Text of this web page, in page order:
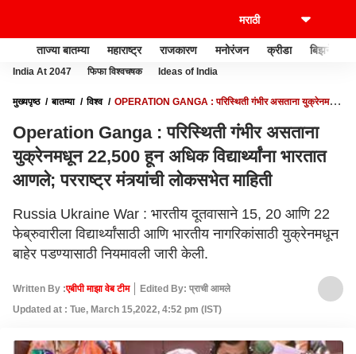
ताज्या बातम्या महाराष्ट्र राजकारण मनोरंजन क्रीडा बिझनेस
India At 2047 फिफा विश्वचषक Ideas of India
मुख्यपृष्ठ बातम्या विश्व
OPERATION GANGA : परिस्थिती गंभीर असताना युक्रेनमधून
Operation Ganga : परिस्थिती गंभीर असताना
युक्रेनमधून 22,500 हून अधिक विद्यार्थ्यांना भारतात
आणले; परराष्ट्र मंत्र्यांची लोकसभेत माहिती
Russia Ukraine War : भारतीय दूतवासाने 15, 20 आणि 22
फेब्रुवारीला विद्यार्थ्यांसाठी आणि भारतीय नागरिकांसाठी युक्रेनमधून
बाहेर पडण्यासाठी नियमावली जारी केली.
Written By :एबीपी माझा वेब टीम
Edited By: प्राची आमले
Updated at : Tue, March 15,2022, 4:52 pm (IST)